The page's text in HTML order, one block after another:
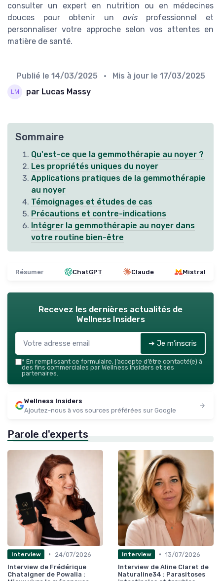
consulter un expert en nutrition ou en médecines
douces pour obtenir un avisprofessionnel et
personnaliser votre approche selon vos attentes en
matière de santé.
Publié le 14/03/2025 • Mis à jour le 17/03/2025
par Lucas Massy
Sommaire
Qu'est-ce que la gemmothérapie au noyer ?
Les propriétés uniques du noyer
Applications pratiques de la gemmothérapie
au noyer
Témoignages et études de cas
Précautions et contre-indications
Intégrer la gemmothérapie au noyer dans
votre routine bien-être
Résumer ChatGPT Claude Mistral
Recevez les dernières actualités de
Wellness Insiders
➔ Je m'inscris
* En remplissant ce formulaire, j’accepte d’être contacté(e) à
des fins commerciales par Wellness Insiders et ses
partenaires.
Wellness Insiders
Ajoutez-nous à vos sources préférées sur Google
Parole d'experts
Interview •
24/07/2026
Interview de Frédérique
Chataigner de Powalia :
Interview • 13/07/2026
Interview de Aline Claret de
Naturaline34 : Parasitoses